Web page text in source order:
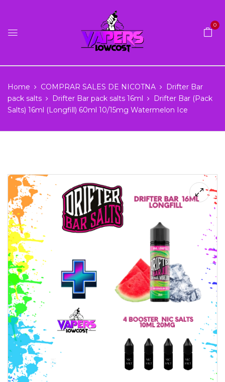
0
Home COMPRAR SALES DE NICOTNA
Drifter Bar
pack salts
Drifter Bar pack salts 16ml
Drifter Bar (Pack
Salts) 16ml (Longfill) 60ml 10/15mg Watermelon Ice